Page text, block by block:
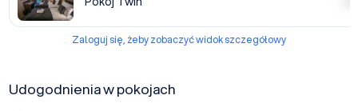
Zaloguj się, żeby zobaczyć widok szczegółowy
Udogodnienia w pokojach